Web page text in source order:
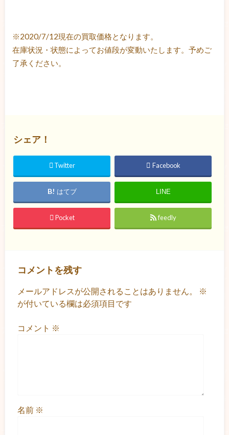
※2020/7/12現在の買取価格となります。
在庫状況・状態によってお値段が変動いたします。予めご
了承ください。
シェア！
Twitter Facebook
はてブ LINE
Pocket feedly
コメントを残す
メールアドレスが公開されることはありません。
※
が付いている欄は必須項目です
コメント ※
名前 ※